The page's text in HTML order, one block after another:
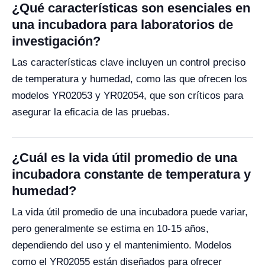
¿Qué características son esenciales en
una incubadora para laboratorios de
investigación?
Las características clave incluyen un control preciso
de temperatura y humedad, como las que ofrecen los
modelos YR02053 y YR02054, que son críticos para
asegurar la eficacia de las pruebas.
¿Cuál es la vida útil promedio de una
incubadora constante de temperatura y
humedad?
La vida útil promedio de una incubadora puede variar,
pero generalmente se estima en 10-15 años,
dependiendo del uso y el mantenimiento. Modelos
como el YR02055 están diseñados para ofrecer